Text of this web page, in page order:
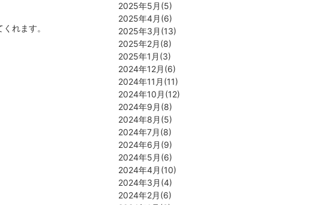
れます。
2025年5月(5)
2025年4月(6)
2025年3月(13)
2025年2月(8)
2025年1月(3)
2024年12月(6)
2024年11月(11)
2024年10月(12)
2024年9月(8)
2024年8月(5)
2024年7月(8)
2024年6月(9)
2024年5月(6)
2024年4月(10)
2024年3月(4)
2024年2月(6)